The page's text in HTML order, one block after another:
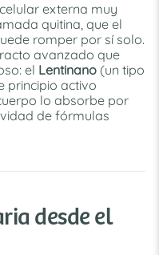
externa muy
quitina, que el
romper por sí solo.
avanzado que
el Lentinano (un tipo
principio activo
lo absorbe por
de fórmulas
desde el